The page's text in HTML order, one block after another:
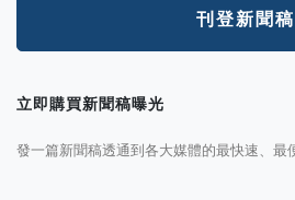
刊登新聞稿
立即購買新聞稿曝光
發一篇新聞稿透通到各大媒體的最快速、最